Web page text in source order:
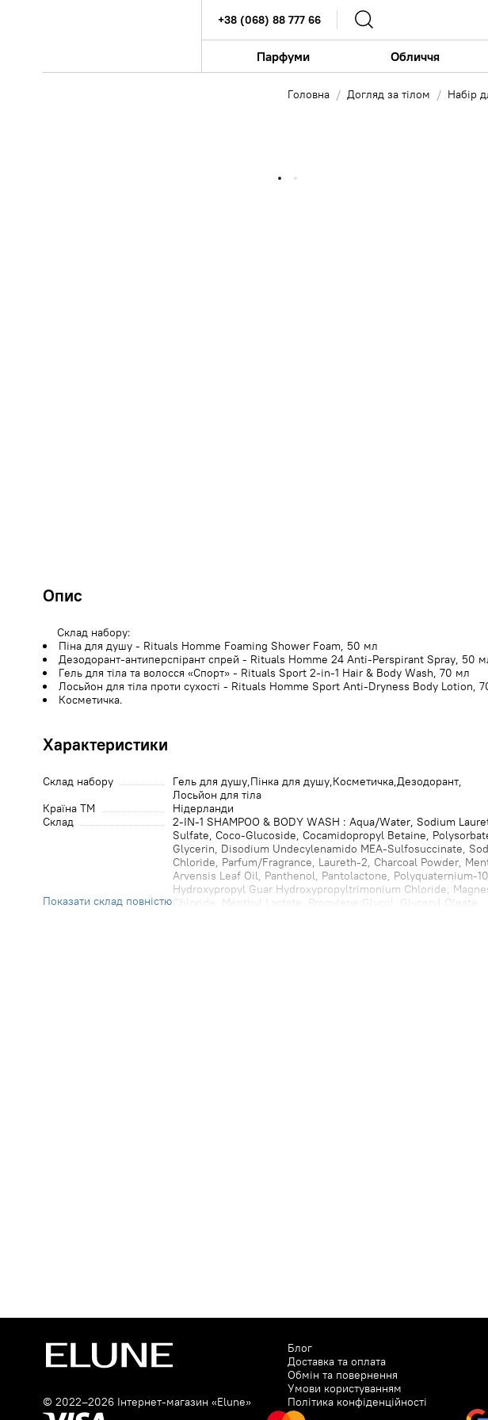
+38 (068) 88 777 66
Парфуми Обличчя
Головна Догляд за тілом Набір
Опис
Склад набору:
Піна для душу - Rituals Homme Foaming Shower Foam, 50 мл
Дезодорант-антиперспірант спрей - Rituals Homme 24 Anti-Perspirant Spray, 50
Гель для тіла та волосся «Спорт» - Rituals Sport 2-in-1 Hair & Body Wash, 70 мл
Лосьйон для тіла проти сухості - Rituals Homme Sport Anti-Dryness Body Lotion,
Косметичка.
Характеристики
Склад набору Гель для душу Пінка для душу Косметичка Дезодорант
Лосьйон для тіла
Країна ТМ
Нідерланди
Cклад
2-IN-1 SHAMPOO & BODY WASH : Aqua/Water, Sodium
Sulfate, Coco-Glucoside, Cocamidopropyl Betaine,
Glycerin, Disodium Undecylenamido MEA-Sulfosuccinate,
Chloride, Parfum/Fragrance, Laureth-2, Charcoal Powder,
Arvensis Leaf Oil, Panthenol, Pantolactone, Polyquaternium-
Hydroxypropyl Guar Hydroxypropyltrimonium Chloride,
Chloride, Menthyl Lactate, Propylene Glycol, Glyceryl Oleate,
Показати склад повністю
© 2022–2026 Інтернет-магазин «Elune»
Блог
Доставка та оплата
Обмін та повернення
Умови користуванням
Політика конфіденційності